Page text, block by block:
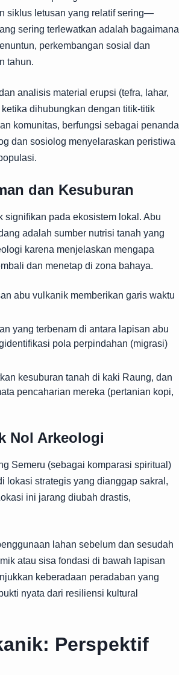
siklus letusan yang relatif sering—
sering terlewatkan adalah bagaimana
perkembangan sosial dan
tahun.
analisis material erupsi (tefra, lahar,
dihubungkan dengan titik-titik
komunitas, berfungsi sebagai penanda
dan sosiolog menyelaraskan peristiwa
dan Kesuburan
pada ekosistem lokal. Abu
adalah sumber nutrisi tanah yang
karena menjelaskan mengapa
dan menetap di zona bahaya.
abu vulkanik memberikan garis waktu
yang terbenam di antara lapisan abu
pola perpindahan (migrasi)
kesuburan tanah di kaki Raung, dan
pencaharian mereka (pertanian kopi,
Nol Arkeologi
Semeru (sebagai komparasi spiritual)
lokasi strategis yang dianggap sakral,
ini jarang diubah drastis,
lahan sebelum dan sesudah
atau sisa fondasi di bawah lapisan
keberadaan peradaban yang
nyata dari resiliensi kultural
Perspektif